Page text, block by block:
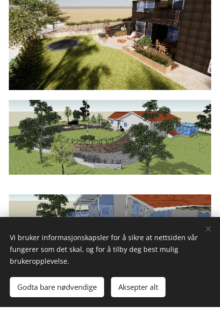
Vi bruker informasjonskapsler for å sikre at nettsiden vår
fungerer som det skal, og for å tilby deg best mulig
brukeropplevelse.
Godta bare nødvendige Aksepter alt